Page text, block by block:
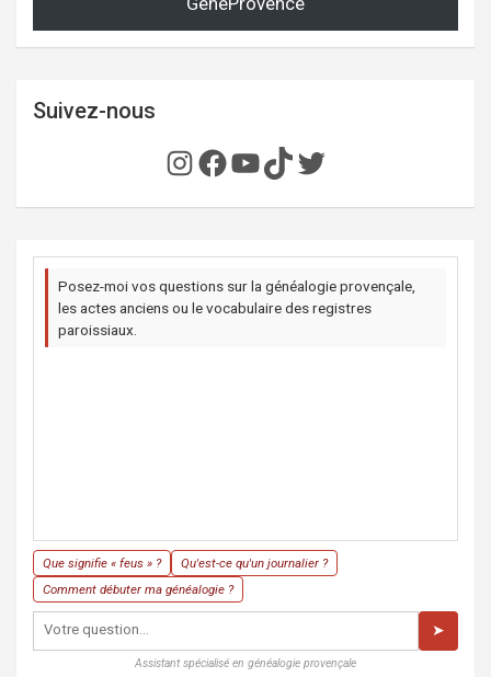
Suivez-nous
Instagram
Facebook
YouTube
TikTok
Twitter
Posez-moi vos questions sur la généalogie provençale,
les actes anciens ou le vocabulaire des registres
paroissiaux.
Que signifie « feus » ?
Qu'est-ce qu'un journalier ?
Comment débuter ma généalogie ?
➤
Assistant spécialisé en généalogie provençale